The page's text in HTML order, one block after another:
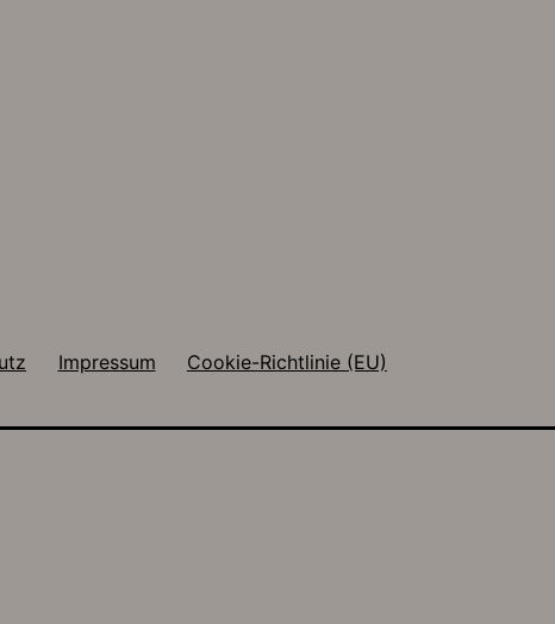
Impressum Cookie-Richtlinie (EU)